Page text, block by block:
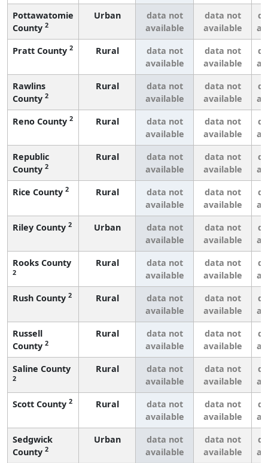
Pottawatomie
County 2
Urban
data not
available
data not
available
Pratt County 2 Rural
data not
available
data not
available
Rawlins
County 2
Rural
data not
available
data not
available
Reno County 2 Rural
data not
available
data not
available
Republic
County 2
Rural
data not
available
data not
available
Rice County 2 Rural
data not
available
data not
available
Riley County 2 Urban
data not
available
data not
available
Rooks County
2
Rural
data not
available
data not
available
Rush County 2 Rural
data not
available
data not
available
Russell
County 2
Rural
data not
available
data not
available
Saline County
2
Rural
data not
available
data not
available
Scott County 2 Rural
data not
available
data not
available
Sedgwick
County 2
Urban
data not
available
data not
available